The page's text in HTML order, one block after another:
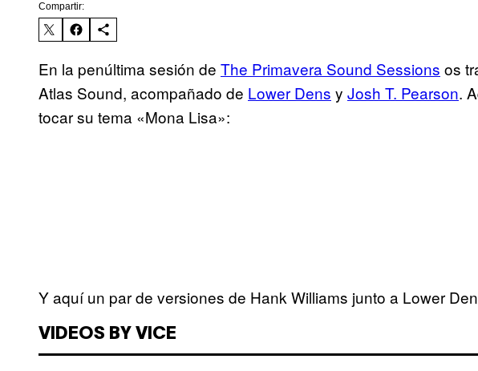
Compartir:
En la penúltima sesión de The Primavera Sound Sessions os
Atlas Sound, acompañado de Lower Dens y Josh T. Pearson.
tocar su tema «Mona Lisa»:
Y aquí un par de versiones de Hank Williams junto a Lower
VIDEOS BY VICE